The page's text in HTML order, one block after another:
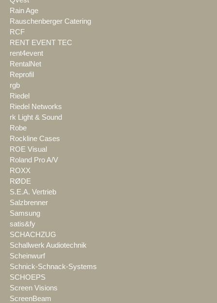
Rain Age
Rauschenberger Catering
RCF
RENT EVENT TEC
rent4event
RentalNet
Reprofil
rgb
Riedel
Riedel Networks
rk Light & Sound
Robe
Rockline Cases
ROE Visual
Roland Pro A/V
ROXX
RØDE
S.E.A. Vertrieb
Salzbrenner
Samsung
satis&fy
SCHACHZUG
Schallwerk Audiotechnik
Scheinwurf
Schnick-Schnack-Systems
SCHOEPS
Screen Visions
ScreenBeam